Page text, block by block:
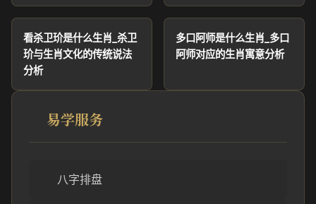
看杀卫玠是什么生肖_杀卫
玠与生肖文化的传统说法
分析
多口阿师是什么生肖_多口
阿师对应的生肖寓意分析
易学服务
八字排盘